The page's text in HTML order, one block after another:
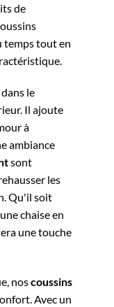
de
temps tout en
le
Il ajoute
à
ambiance
sont
les
Qu'il soit
chaise en
une touche
noscoussins
Avec un